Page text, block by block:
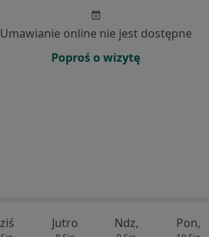
Umawianie online nie jest dostępne
Poproś o wizytę
Jutro Ndz, Pon,